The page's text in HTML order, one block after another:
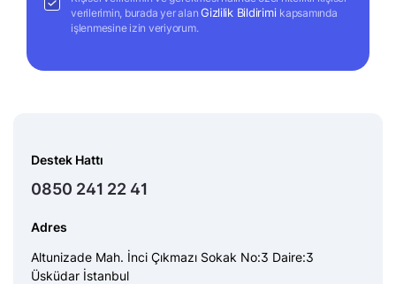
verilerimin, burada yer alanGizlilik Bildirimi kapsamında
işlenmesine izin veriyorum.
Destek Hattı
0850 241 22 41
Adres
Altunizade Mah. İnci Çıkmazı Sokak No:3 Daire:3
Üsküdar İstanbul